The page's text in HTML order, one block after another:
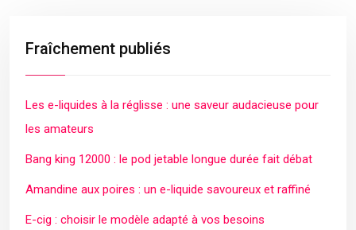
Fraîchement publiés
Les e-liquides à la réglisse : une saveur audacieuse pour
les amateurs
Bang king 12000 : le pod jetable longue durée fait débat
Amandine aux poires : un e-liquide savoureux et raffiné
E-cig : choisir le modèle adapté à vos besoins